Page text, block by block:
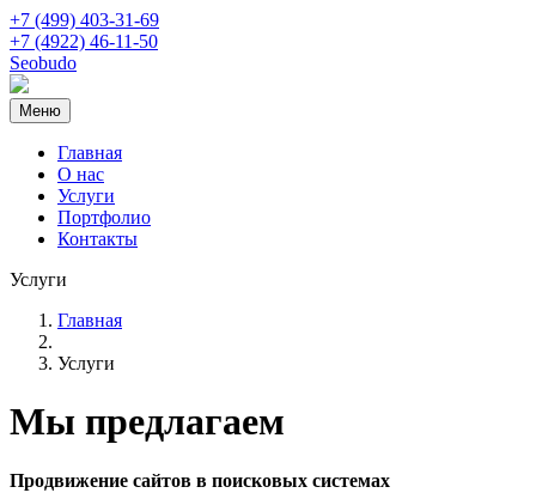
+7 (499) 403-31-69
+7 (4922) 46-11-50
Seobudo
Меню
Главная
О нас
Услуги
Портфолио
Контакты
Услуги
Главная
Услуги
Мы предлагаем
Продвижение сайтов в поисковых системах